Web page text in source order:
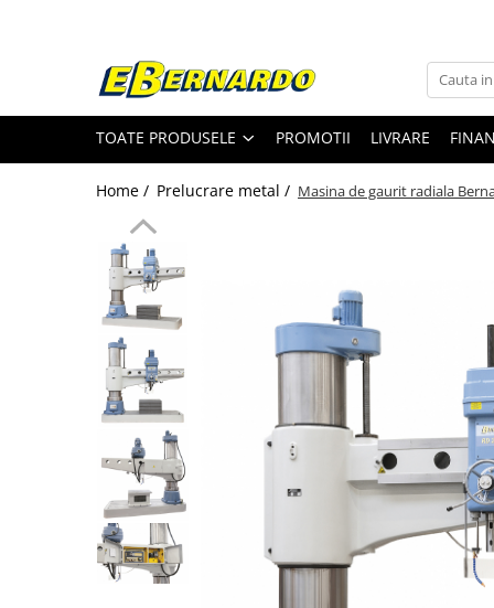
Toate Produsele
Prelucrare metal
Fierastraie pentru metal
Ferastraie mobile pentru metal
Ferastraie orizontale pentru metal
Ferastraie circulare pentru metal
Dispozitive de sudare pentru panze
Ferastraie automate cu banda si
doua coloane
Ferastraie metal cu banda si taiere
dubla semiautomate
Ferastraie prelucrare metal cu
banda si taiere dubla
Ferastraie verticale
Strunguri pentru metal
Strunguri CNC
Strunguri cu cutie de viteze
TOATE PRODUSELE PROMOTII LIVRARE
Home / Prelucrare metal / Masina de gaurit radiala